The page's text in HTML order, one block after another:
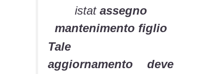
istat assegno
mantenimento figlio
Tale
aggiornamento deve